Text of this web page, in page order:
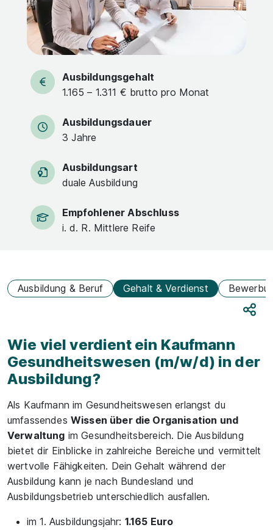
Ausbildungsgehalt
1.165 – 1.311 € brutto pro Monat
Ausbildungsdauer
3 Jahre
Ausbildungsart
duale Ausbildung
Empfohlener Abschluss
i. d. R. Mittlere Reife
Ausbildung & Beruf Gehalt & Verdienst
Wie viel verdient ein Kaufmann
Gesundheitswesen (m/w/d) in der
Ausbildung?
Als Kaufmann im Gesundheitswesen erlangst du
umfassendes Wissen über die Organisation und
Verwaltung im Gesundheitsbereich. Die Ausbildung
bietet dir Einblicke in zahlreiche Bereiche und vermittelt
wertvolle Fähigkeiten. Dein Gehalt während der
Ausbildung kann je nach Bundesland und
Ausbildungsbetrieb unterschiedlich ausfallen.
im 1. Ausbildungsjahr: 1.165 Euro